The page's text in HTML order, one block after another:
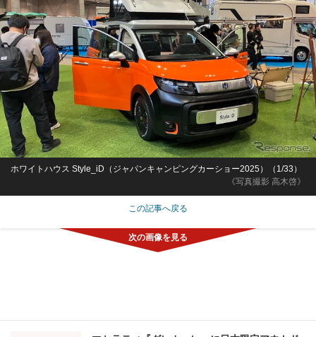
《写真撮影 高木啓》
ホワイトハウス Style_iD（ジャパンキャンピングカーショー2025）（1/33）
この記事へ戻る